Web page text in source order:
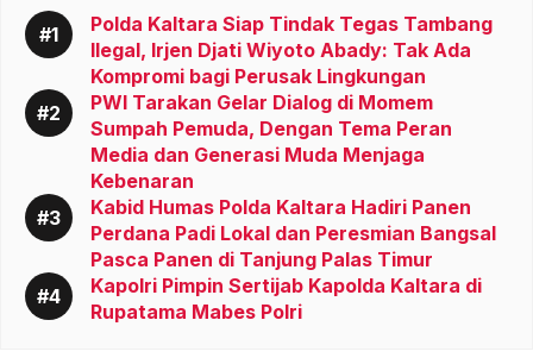
Polda Kaltara Siap Tindak Tegas Tambang
Ilegal, Irjen Djati Wiyoto Abady: Tak Ada
Kompromi bagi Perusak Lingkungan
PWI Tarakan Gelar Dialog di Momem
Sumpah Pemuda, Dengan Tema Peran
Media dan Generasi Muda Menjaga
Kebenaran
Kabid Humas Polda Kaltara Hadiri Panen
Perdana Padi Lokal dan Peresmian Bangsal
Pasca Panen di Tanjung Palas Timur
Kapolri Pimpin Sertijab Kapolda Kaltara di
Rupatama Mabes Polri